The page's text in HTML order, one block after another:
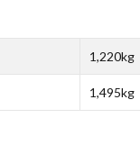
1,220kg
1,495kg